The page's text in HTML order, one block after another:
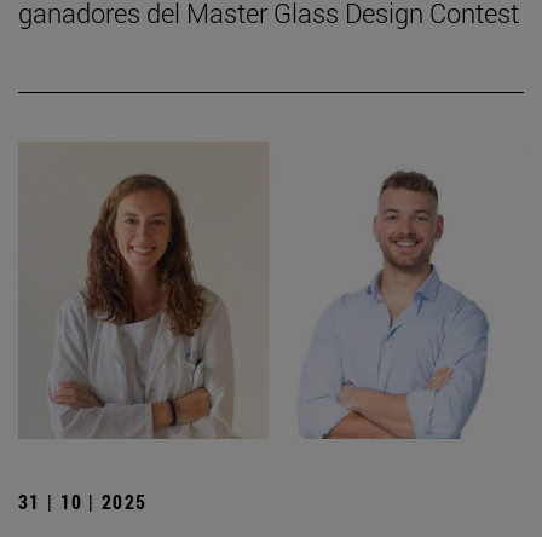
ganadores del Master Glass Design Contest
31 | 10 | 2025